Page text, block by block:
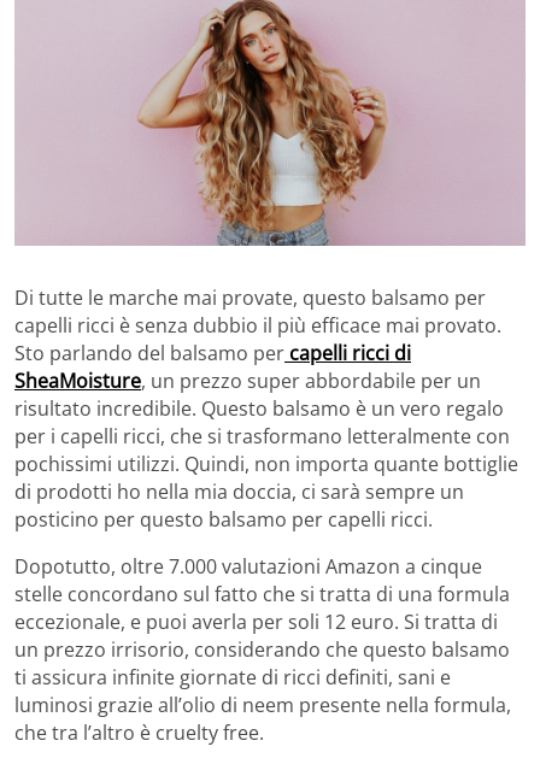
Di tutte le marche mai provate, questo balsamo per
capelli ricci è senza dubbio il più efficace mai provato.
Sto parlando del balsamo per capelli ricci di
SheaMoisture, un prezzo super abbordabile per un
risultato incredibile. Questo balsamo è un vero regalo
per i capelli ricci, che si trasformano letteralmente con
pochissimi utilizzi. Quindi, non importa quante bottiglie
di prodotti ho nella mia doccia, ci sarà sempre un
posticino per questo balsamo per capelli ricci.
Dopotutto, oltre 7.000 valutazioni Amazon a cinque
stelle concordano sul fatto che si tratta di una formula
eccezionale, e puoi averla per soli 12 euro. Si tratta di
un prezzo irrisorio, considerando che questo balsamo
ti assicura infinite giornate di ricci definiti, sani e
luminosi grazie all’olio di neem presente nella formula,
che tra l’altro è cruelty free.